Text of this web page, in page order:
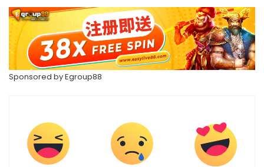
Sponsored byEgroup88